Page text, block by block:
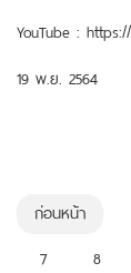
YouTube :
19 พ.ย. 2564
ก่อนหน้า
7
8